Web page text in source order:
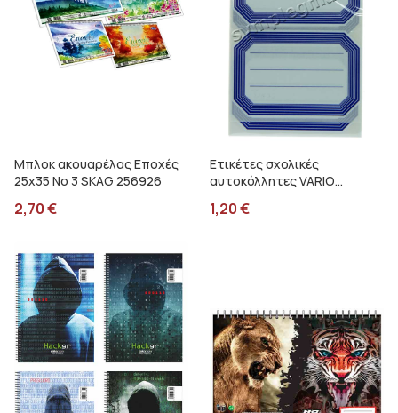
Μπλοκ ακουαρέλας Εποχές
25x35 Νο 3 SKAG 256926
2,70€
Ετικέτες σχολικές
αυτοκόλλητες VARIO
1,20€